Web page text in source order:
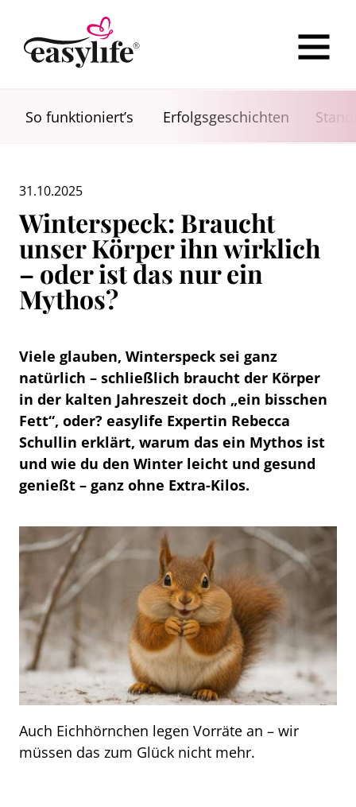
So funktioniert’s Erfolgsgeschichten
31.10.2025
Winterspeck: Braucht
unser Körper ihn wirklich
– oder ist das nur ein
Mythos?
Viele glauben, Winterspeck sei ganz
natürlich – schließlich braucht der Körper
in der kalten Jahreszeit doch „ein bisschen
Fett“, oder? easylife Expertin Rebecca
Schullin erklärt, warum das ein Mythos ist
und wie du den Winter leicht und gesund
genießt – ganz ohne Extra-Kilos.
Auch Eichhörnchen legen Vorräte an – wir
müssen das zum Glück nicht mehr.